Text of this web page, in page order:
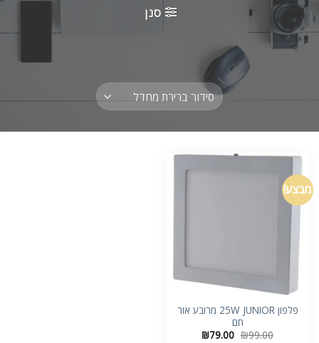
סנן
מבצע!
פלפון 25W JUNIOR מרובע אור
חם
₪99.00 המחיר₪79.00 המחיר